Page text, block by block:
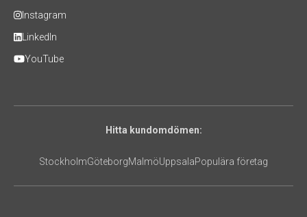
Instagram
LinkedIn
YouTube
Hitta kundomdömen:
StockholmGöteborgMalmöUppsalaPopulära företag